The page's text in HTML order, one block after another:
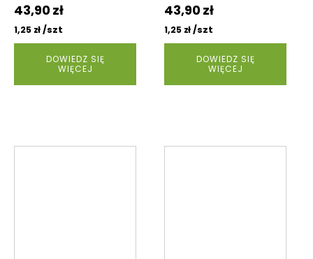
43,90zł
1,25 zł/szt
DOWIEDZ SIĘ
WIĘCEJ
43,90zł
1,25 zł/szt
DOWIEDZ SIĘ
WIĘCEJ